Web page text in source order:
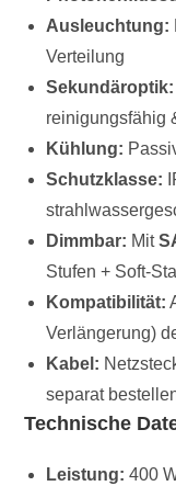
Ausleuchtung:
Verteilung
Sekundäroptik:
reinigungsfähig
Kühlung:
Schutzklasse:
Dimmbar: Mit
Stufen + Soft-
Kompatibilität:
Verlängerung)
Kabel:
separat
Technische
Leistung: 400